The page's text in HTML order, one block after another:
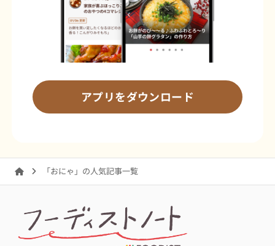
アプリをダウンロード
「おにゃ」の人気記事一覧